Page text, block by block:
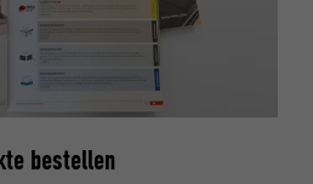
bestellen